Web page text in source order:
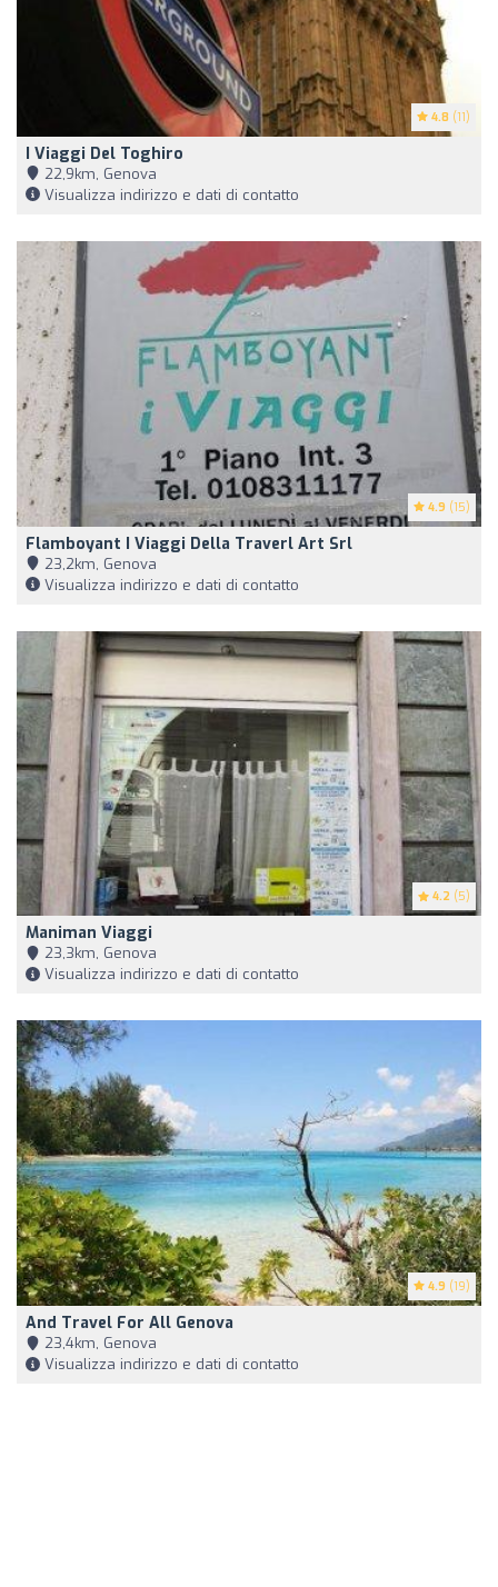
4.8 (11)
I Viaggi Del Toghiro
22,9km, Genova
Visualizza indirizzo e dati di contatto
4.9 (15)
Flamboyant I Viaggi Della Traverl Art Srl
23,2km, Genova
Visualizza indirizzo e dati di contatto
4.2 (5)
Maniman Viaggi
23,3km, Genova
Visualizza indirizzo e dati di contatto
4.9 (19)
And Travel For All Genova
23,4km, Genova
Visualizza indirizzo e dati di contatto